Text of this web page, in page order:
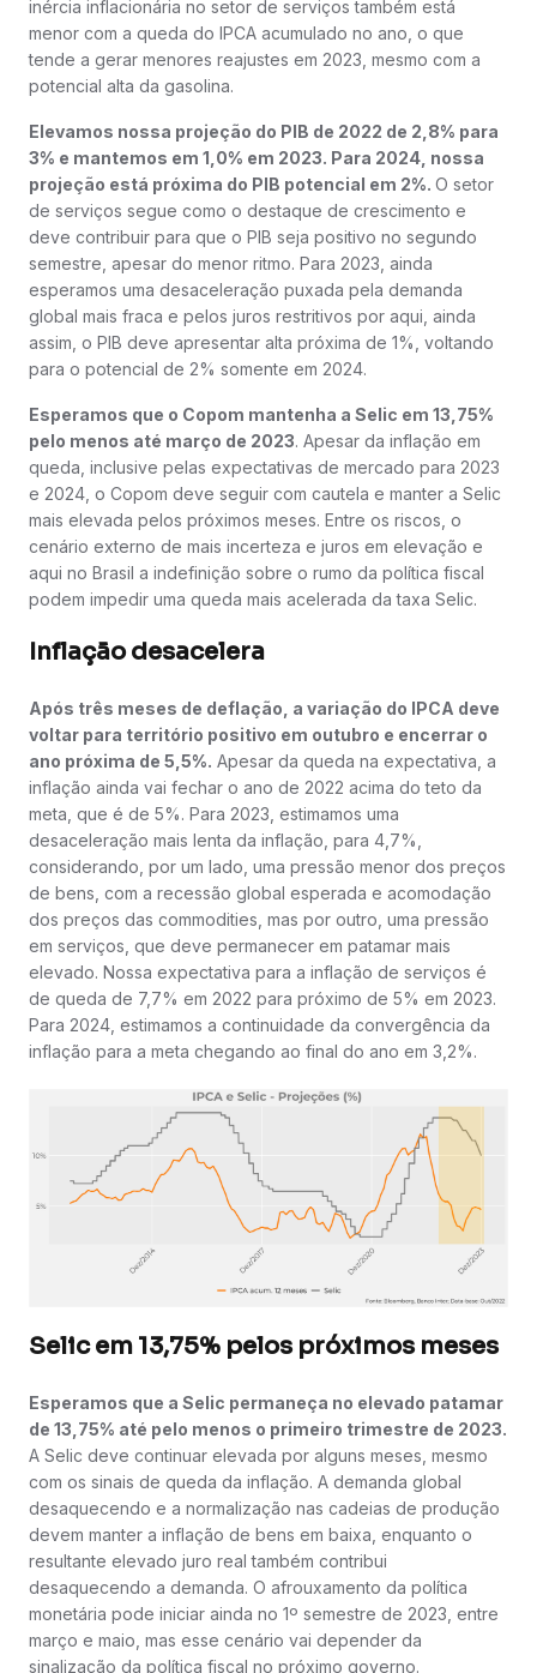
inércia inflacionária no setor de serviços também está
menor com a queda do IPCA acumulado no ano, o que
tende a gerar menores reajustes em 2023, mesmo com a
potencial alta da gasolina.
Elevamos nossa projeção do PIB de 2022 de 2,8% para
3% e mantemos em 1,0% em 2023. Para 2024, nossa
projeção está próxima do PIB potencial em 2%. O setor
de serviços segue como o destaque de crescimento e
deve contribuir para que o PIB seja positivo no segundo
semestre, apesar do menor ritmo. Para 2023, ainda
esperamos uma desaceleração puxada pela demanda
global mais fraca e pelos juros restritivos por aqui, ainda
assim, o PIB deve apresentar alta próxima de 1%, voltando
para o potencial de 2% somente em 2024.
Esperamos que o Copom mantenha a Selic em 13,75%
pelo menos até março de 2023. Apesar da inflação em
queda, inclusive pelas expectativas de mercado para 2023
e 2024, o Copom deve seguir com cautela e manter a Selic
mais elevada pelos próximos meses. Entre os riscos, o
cenário externo de mais incerteza e juros em elevação e
aqui no Brasil a indefinição sobre o rumo da política fiscal
podem impedir uma queda mais acelerada da taxa Selic.
Inflação desacelera
Após três meses de deflação, a variação do IPCA deve
voltar para território positivo em outubro e encerrar o
ano próxima de 5,5%. Apesar da queda na expectativa, a
inflação ainda vai fechar o ano de 2022 acima do teto da
meta, que é de 5%. Para 2023, estimamos uma
desaceleração mais lenta da inflação, para 4,7%,
considerando, por um lado, uma pressão menor dos preços
de bens, com a recessão global esperada e acomodação
dos preços das commodities, mas por outro, uma pressão
em serviços, que deve permanecer em patamar mais
elevado. Nossa expectativa para a inflação de serviços é
de queda de 7,7% em 2022 para próximo de 5% em 2023.
Para 2024, estimamos a continuidade da convergência da
inflação para a meta chegando ao final do ano em 3,2%.
Selic em 13,75% pelos próximos meses
Esperamos que a Selic permaneça no elevado patamar
de 13,75% até pelo menos o primeiro trimestre de 2023.
A Selic deve continuar elevada por alguns meses, mesmo
com os sinais de queda da inflação. A demanda global
desaquecendo e a normalização nas cadeias de produção
devem manter a inflação de bens em baixa, enquanto o
resultante elevado juro real também contribui
desaquecendo a demanda. O afrouxamento da política
monetária pode iniciar ainda no 1º semestre de 2023, entre
março e maio, mas esse cenário vai depender da
sinalização da política fiscal no próximo governo.